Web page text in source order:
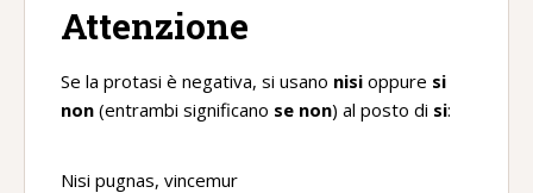
Attenzione
Se la protasi è negativa, si usano nisi oppure si
non (entrambi significano se non) al posto di si:
Nisi pugnas, vincemur